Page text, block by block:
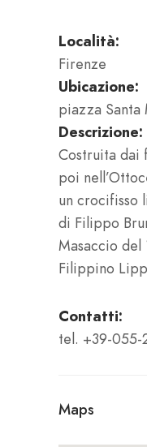
Località:
Firenze
Ubicazione:
piazza
Descrizione:
Costruita dai
poi
un crocifisso
di Filippo
Masaccio
Filippino
Contatti:
tel. +39-055-
Maps